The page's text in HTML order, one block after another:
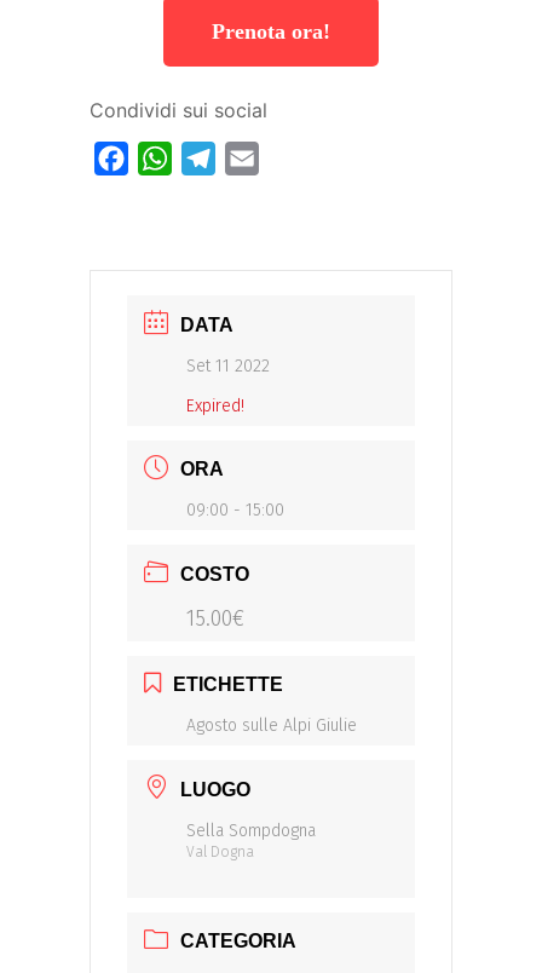
Prenota ora!
Condividi sui social
FacebookWhatsAppTelegram
DATA
Set 11 2022
Expired!
ORA
09:00 - 15:00
COSTO
15.00€
ETICHETTE
Agosto sulle Alpi Giulie
LUOGO
Sella Sompdogna
Val Dogna
CATEGORIA